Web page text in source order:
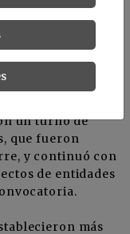
el 24 de
la resolución
trimestre de
un turno de
que fueron
y continuó con
de entidades
más